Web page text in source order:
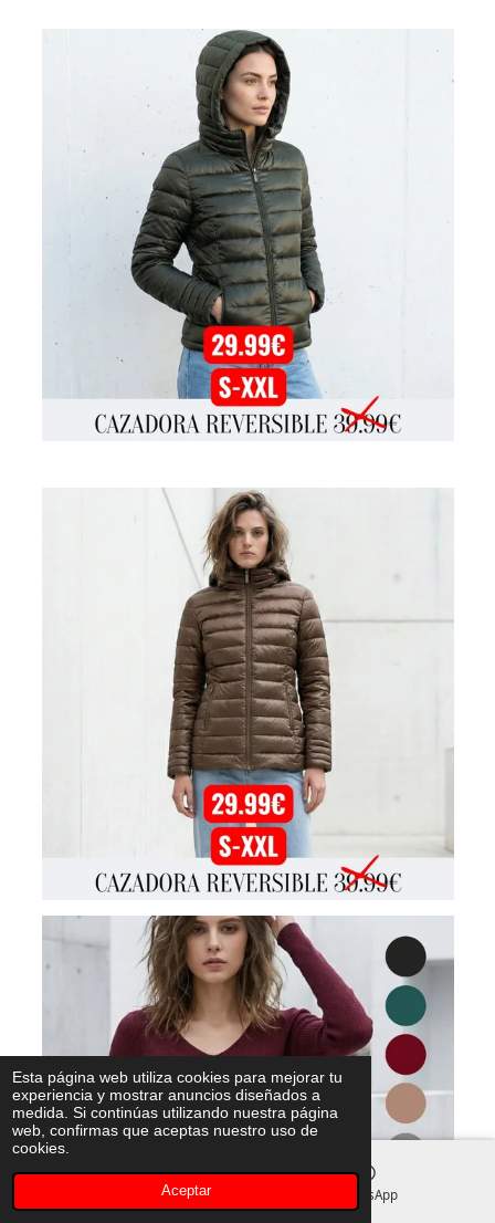
Esta página web utiliza cookies para mejorar tu
experiencia y mostrar anuncios diseñados a
medida. Si continúas utilizando nuestra página
web, confirmas que aceptas nuestro uso de
cookies.
Aceptar
Instagram WhatsApp